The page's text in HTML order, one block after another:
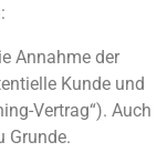
Annahme der
Kunde und
Vertrag“). Auch
Grunde.